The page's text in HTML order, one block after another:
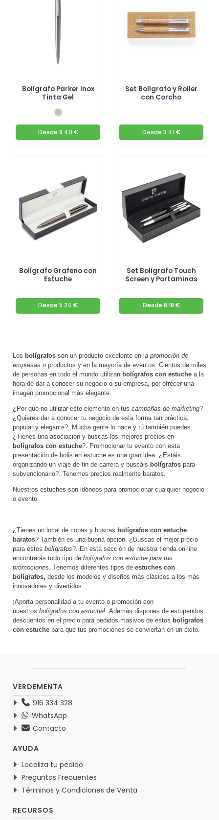
Bolígrafo Parker Inox
Tinta Gel
Desde 8.40 €
Set Bolígrafo y Roller
con Corcho
Desde 3.41 €
Bolígrafo Grafeno con
Estuche
Desde 5.24 €
Set Bolígrafo Touch
Screen y Portaminas
Desde 8.18 €
Los bolígrafos son un producto excelente en la promoción de
empresas o productos y en la mayoría de eventos. Cientos de miles
de personas en todo el mundo utilizan bolígrafos con estuche a la
hora de dar a conocer su negocio o su empresa, por ofrecer una
imagen promocional más elegante.
¿Por qué no utilizar este elemento en tus campañas de marketing?
¿Quieres dar a conocer tu negocio de esta forma tan práctica,
popular y elegante?. Mucha gente lo hace y tú también puedes.
¿Tienes una asociación y buscas los mejores precios en
bolígrafos con estuche?. Promocionar tu evento con esta
presentación de bolis en estuche es una gran idea. ¿Estáis
organizando un viaje de fin de carrera y buscáis bolígrafos para
subvencionarlo?. Tenemos precios realmente baratos.
Nuestros estuches son idóneos para promocionar cualquier negocio
o evento.
¿Tienes un local de copas y buscas bolígrafos con estuche
baratos? También es una buena opción. ¿Buscas el mejor precio
para estos bolígrafos?. En esta sección de nuestra tienda on-line
encontrarás todo tipo de bolígrafos con estuche para tus
promociones. Tenemos diferentes tipos de estuches con
bolígrafos, desde los modelos y diseños más clásicos a los más
innovadores y divertidos.
¡Aporta personalidad a tu evento o promoción con
nuestros bolígrafos con estuche!. Además dispones de estupendos
descuentos en el precio para pedidos masivos de estos bolígrafos
con estuche para que tus promociones se conviertan en un éxito.
VERDEMENTA
916 334 328
WhatsApp
Contacto
AYUDA
Localiza tu pedido
Preguntas Frecuentes
Términos y Condiciones de Venta
RECURSOS